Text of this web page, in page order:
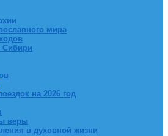
мира
Сибири
на 2026 год
веры
в духовной жизни